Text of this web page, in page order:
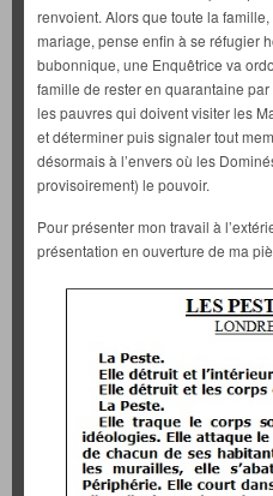
renvoient. Alors que toute la
mariage, pense enfin à se réfugier
bubonnique, une Enquêtrice va
famille de rester en quarantaine
les pauvres qui doivent visiter les
et déterminer puis signaler tout
désormais à l’envers où les
provisoirement) le pouvoir.
Pour présenter mon travail à
présentation en ouverture de ma